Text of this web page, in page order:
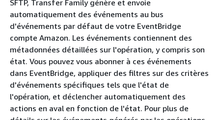
SFTP, Transfer Family génère et envoie
automatiquement des événements au bus
d'événements par défaut de votre EventBridge
compte Amazon. Les événements contiennent des
métadonnées détaillées sur l'opération, y compris son
état. Vous pouvez vous abonner à ces événements
dans EventBridge, appliquer des filtres sur des critères
d'événements spécifiques tels que l'état de
l'opération, et déclencher automatiquement des
actions en aval en fonction de l'état. Pour plus de